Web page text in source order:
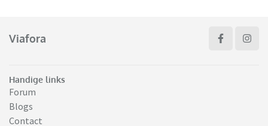
Viafora
Handige links
Forum
Blogs
Contact